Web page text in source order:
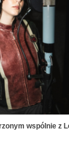
wspólnie z